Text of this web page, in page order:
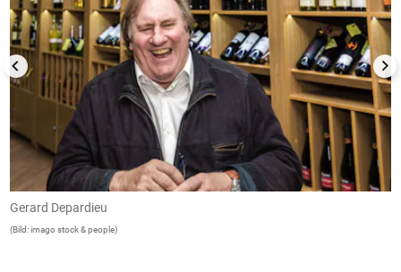
Gerard Depardieu
(Bild: imago stock & people)